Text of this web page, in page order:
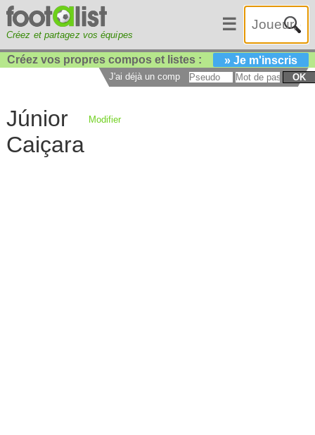
Créez et partagez vos équipes
☰
Créez vos propres compos et listes : » Je m'inscris
J'ai déjà un compte : OK
Júnior
Caiçara
Modifier